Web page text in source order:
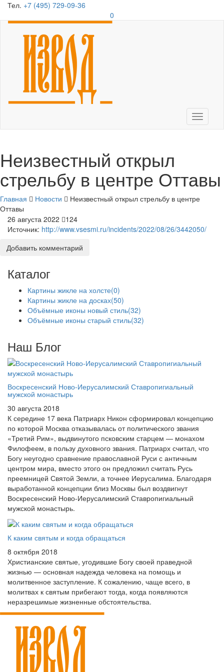
Тел. +7 (495) 729-09-36
0
Toggle
Неизвестный открыл
стрельбу в центре Оттавы
Главная Новости
Неизвестный открыл стрельбу в центре
Оттавы
26 августа 2022
124
Источник: http://www.vsesmi.ru/incidents/2022/08/26/3442050/
Добавить комментарий
Каталог
Картины жикле на холсте(0)
Картины жикле на досках(50)
Объёмные иконы новый стиль(32)
Объёмные иконы старый стиль(32)
Наш Блог
Воскресенский Ново-Иерусалимский Ставропигиальный
мужской монастырь
30 августа 2018
К середине 17 века Патриарх Никон сформировал концепцию
по которой Москва отказывалась от политического звания
«Третий Рим», выдвинутого псковским старцем — монахом
Филофеем, в пользу духовного звания. Патриарх считал, что
Богу неугодно сравнение православной Руси с античным
центром мира, вместо этого он предложил считать Русь
преемницей Святой Земли, а точнее Иерусалима. Благодаря
выработанной концепции близ Москвы был воздвигнут
Воскресенский Ново-Иерусалимский Ставропигиальный
мужской монастырь.
К каким святым и когда обращаться
8 октября 2018
Христианские святые, угодившие Богу своей праведной
жизнью — основная надежда человека на помощь и
молитвенное заступление. К сожалению, чаще всего, в
молитвах к святым прибегают тогда, когда появляются
неразрешимые жизненные обстоятельства.